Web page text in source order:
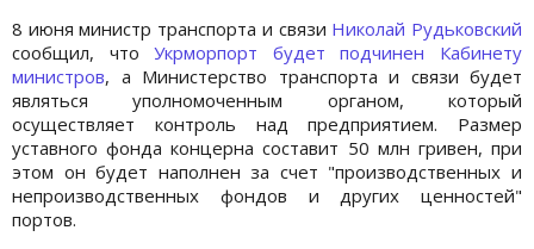
8 июня министр транспорта и связи Николай Рудьковский
сообщил, чтоУкрморпорт будет подчинен Кабинету
министров, а Министерство транспорта и связи будет
являться уполномоченным органом, который
осуществляет контроль над предприятием. Размер
уставного фонда концерна составит 50 млн гривен, при
этом он будет наполнен за счет "производственных и
непроизводственных фондов и других ценностей"
портов.